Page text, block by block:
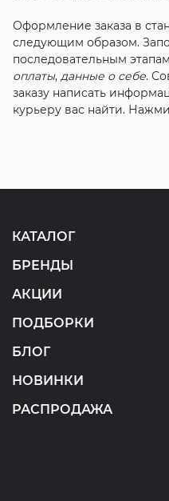
Оформление заказа в
следующим образом.
последовательным
оплаты, данные о себе.
заказу написать
курьеру вас найти.
КАТАЛОГ
БРЕНДЫ
АКЦИИ
ПОДБОРКИ
БЛОГ
НОВИНКИ
РАСПРОДАЖА